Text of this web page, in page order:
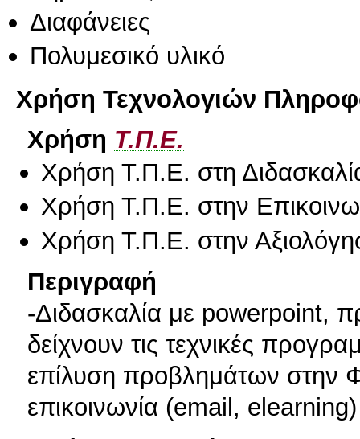
Διαφάνειες
Πολυμεσικό υλικό
Χρήση Τεχνολογιών
Χρήση Τ.Π.Ε.
Χρήση Τ.Π.Ε. στη
Χρήση Τ.Π.Ε. στην
Χρήση Τ.Π.Ε. στην
Περιγραφή
-Διδασκαλία με powerpoint,
δείχνουν τις τεχνικές
επίλυση προβλημάτων στην
επικοινωνία (email,